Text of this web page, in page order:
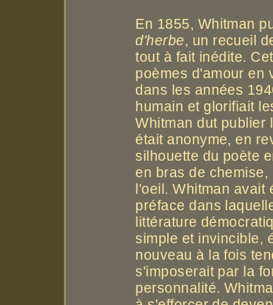
En 1855, Whitman
d'herbe, un recueil
tout à fait inédite.
poèmes d'amour en
dans les années
humain et glorifiait
Whitman dut publier
était anonyme, en
silhouette du poète
en bras de
l'oeil. Whitman avait
préface dans
littérature
simple et invincible,
nouveau à la fois
s'imposerait par la
personnalité.